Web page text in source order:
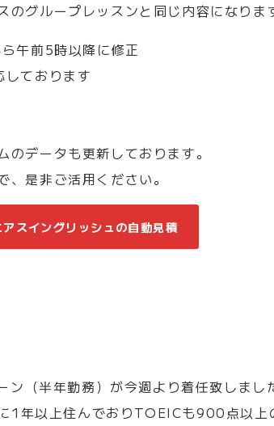
グループレッスンと同じ内容になりま
午前5時以降に修正
ております
データも更新しております。
是非ご活用ください。
アスイングリッシュの自動見積
（半年勤務）が今週より着任致しまし
年以上住んでおりTOEICも900点以上